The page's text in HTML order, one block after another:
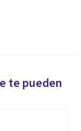
te pueden